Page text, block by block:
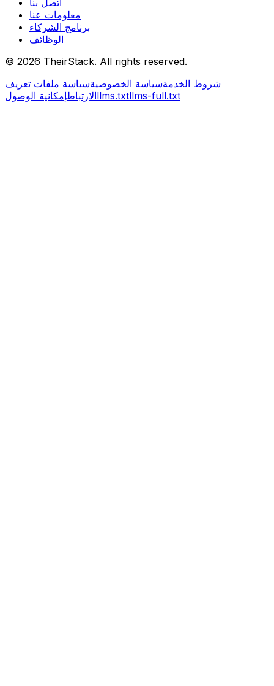
اتصل بنا
معلومات عنا
برنامج الشركاء
الوظائف
© 2026 TheirStack. All rights reserved.
شروط الخدمةسياسة الخصوصيةسياسة ملفات تعريف
الارتباطإمكانية الوصول llms.txtllms-full.txt